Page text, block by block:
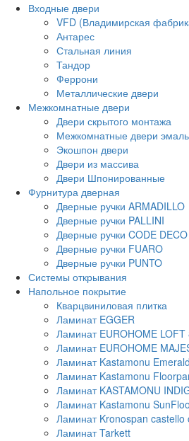
Входные двери
VFD (Владимирская
Антарес
Стальная линия
Тандор
Феррони
Металлические двери
Межкомнатные двери
Двери скрытого монтажа
Межкомнатные двери эмаль
Экошпон двери
Двери из массива
Двери Шпонированные
Фурнитура дверная
Дверные ручки ARMADILLO
Дверные ручки PALLINI
Дверные ручки CODE DECO
Дверные ручки FUARO
Дверные ручки PUNTO
Системы открывания
Напольное покрытие
Кварцвиниловая плитка
Ламинат EGGER
Ламинат EUROHOME
Ламинат EUROHOME
Ламинат Kastamonu
Ламинат Kastamonu
Ламинат KASTAMONU
Ламинат Kastamonu
Ламинат Kronospan castello
Ламинат Tarkett